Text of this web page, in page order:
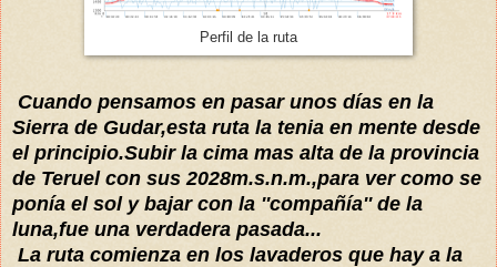
Perfil de la ruta
Cuando pensamos en pasar unos días en la
Sierra de Gudar,esta ruta la tenia en mente desde
el principio.Subir la cima mas alta de la provincia
de Teruel con sus 2028m.s.n.m.,para ver como se
ponía el sol y bajar con la ''compañía'' de la
luna,fue una verdadera pasada...
La ruta comienza en los lavaderos que hay a la